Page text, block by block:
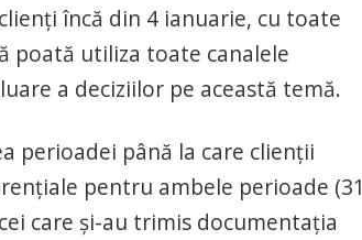
încă din 4 ianuarie, cu toate
poată utiliza toate canalele
a deciziilor pe această temă.
perioadei până la care clienții
pentru ambele perioade (31
care și-au trimis documentația